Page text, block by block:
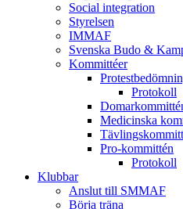
Social integration
Styrelsen
IMMAF
Svenska Budo &
Kommittéer
Protokoll
Medicinska
Pro-kommittén
Protokoll
Klubbar
Anslut till SMMAF
Börja träna